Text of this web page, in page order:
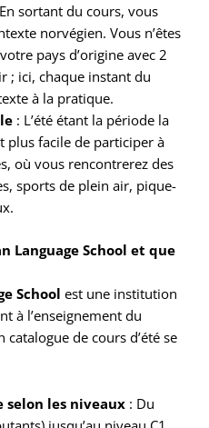
sortant du cours, vous
norvégien. Vous n’êtes
pays d’origine avec 2
; ici, chaque instant du
à la pratique.
: L’été étant la période la
plus facile de participer à
où vous rencontrerez des
sports de plein air, pique-
Language School et que
School est une institution
à l’enseignement du
de cours d’été se
selon les niveaux : Du